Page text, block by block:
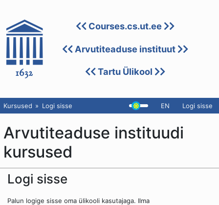
Courses.cs.ut.ee
Arvutiteaduse instituut
Tartu Ülikool
Kursused Logi sisse EN Logi sisse
Arvutiteaduse instituudi
kursused
Logi sisse
Palun logige sisse oma ülikooli kasutajaga. Ilma